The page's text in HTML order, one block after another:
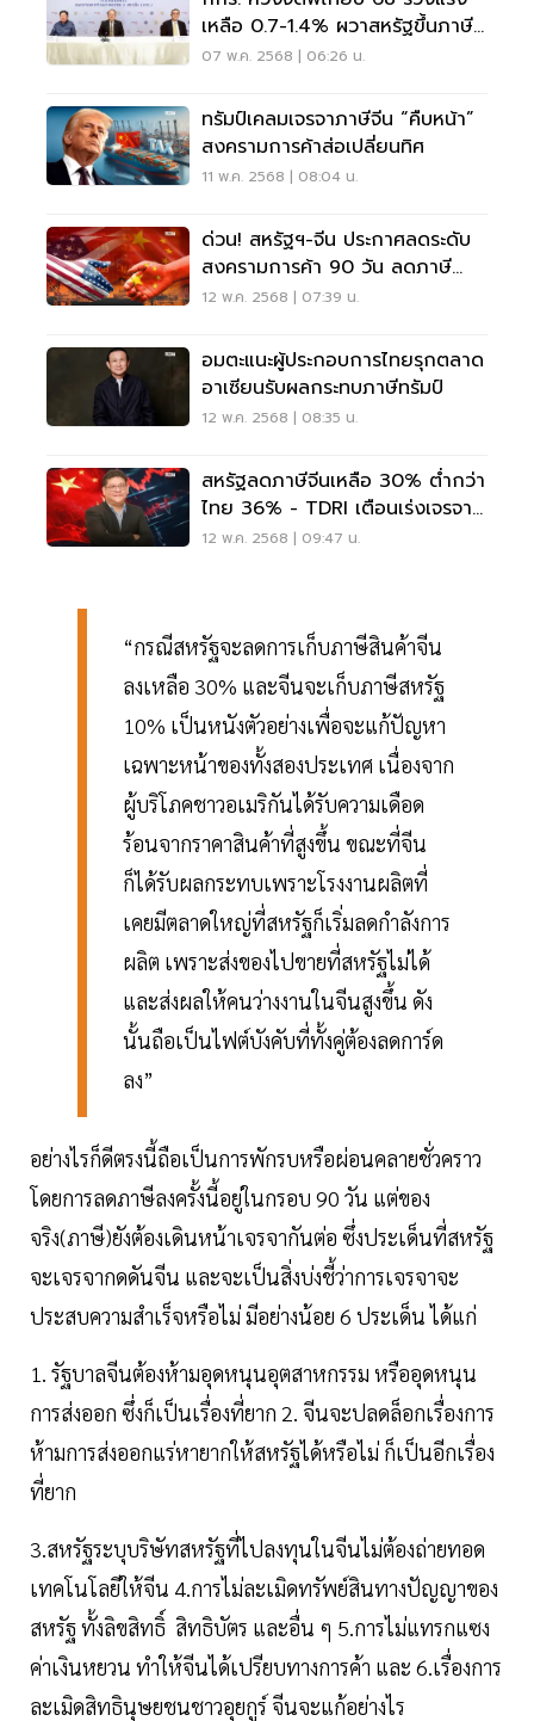
เหลือ 0.7-1.4% ผวาสหรัฐขึ้นภาษี
36%
07 พ.ค. 2568 | 06:26 น.
ทรัมป์เคลมเจรจาภาษีจีน “คืบหน้า”
สงครามการค้าส่อเปลี่ยนทิศ
11 พ.ค. 2568 | 08:04 น.
ด่วน! สหรัฐฯ-จีน ประกาศลดระดับ
สงครามการค้า 90 วัน ลดภาษี
ตอบโต้ 115%
12 พ.ค. 2568 | 07:39 น.
อมตะแนะผู้ประกอบการไทยรุกตลาด
อาเซียนรับผลกระทบภาษีทรัมป์
12 พ.ค. 2568 | 08:35 น.
สหรัฐลดภาษีจีนเหลือ 30% ต่ำกว่า
ไทย 36% - TDRI เตือนเร่งเจรจา
หวั่นเสียเปรียบ
12 พ.ค. 2568 | 09:47 น.
“กรณีสหรัฐจะลดการเก็บภาษีสินค้าจีน
ลงเหลือ 30% และจีนจะเก็บภาษีสหรัฐ
10% เป็นหนังตัวอย่างเพื่อจะแก้ปัญหา
เฉพาะหน้าของทั้งสองประเทศ เนื่องจาก
ผู้บริโภคชาวอเมริกันได้รับความเดือด
ร้อนจากราคาสินค้าที่สูงขึ้น ขณะที่จีน
ก็ได้รับผลกระทบเพราะโรงงานผลิตที่
เคยมีตลาดใหญ่ที่สหรัฐก็เริ่มลดกำลังการ
ผลิต เพราะส่งของไปขายที่สหรัฐไม่ได้
และส่งผลให้คนว่างงานในจีนสูงขึ้น ดัง
นั้นถือเป็นไฟต์บังคับที่ทั้งคู่ต้องลดการ์ด
ลง”
อย่างไรก็ดีตรงนี้ถือเป็นการพักรบหรือผ่อนคลายชั่วคราว
โดยการลดภาษีลงครั้งนี้อยู่ในกรอบ 90 วัน แต่ของ
จริง(ภาษี)ยังต้องเดินหน้าเจรจากันต่อ ซึ่งประเด็นที่สหรัฐ
จะเจรจากดดันจีน และจะเป็นสิ่งบ่งชี้ว่าการเจรจาจะ
ประสบความสำเร็จหรือไม่ มีอย่างน้อย 6 ประเด็น ได้แก่
1. รัฐบาลจีนต้องห้ามอุดหนุนอุตสาหกรรม หรืออุดหนุน
การส่งออก ซึ่งก็เป็นเรื่องที่ยาก 2. จีนจะปลดล็อกเรื่องการ
ห้ามการส่งออกแร่หายากให้สหรัฐได้หรือไม่ ก็เป็นอีกเรื่อง
ที่ยาก
3.สหรัฐระบุบริษัทสหรัฐที่ไปลงทุนในจีนไม่ต้องถ่ายทอด
เทคโนโลยีให้จีน 4.การไม่ละเมิดทรัพย์สินทางปัญญาของ
สหรัฐ ทั้งลิขสิทธิ์ สิทธิบัตร และอื่น ๆ 5.การไม่แทรกแซง
ค่าเงินหยวน ทำให้จีนได้เปรียบทางการค้า และ 6.เรื่องการ
ละเมิดสิทธินุษยชนชาวอุยกูร์ จีนจะแก้อย่างไร